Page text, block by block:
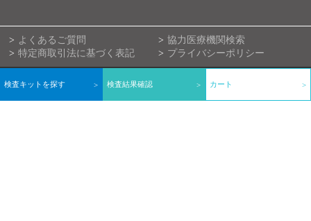
検査キットを探す 検査結果確認 カート
よくあるご質問
協力医療機関検索
特定商取引法に基づく表記
プライバシーポリシー
© 郵送検診.com All rights reserved